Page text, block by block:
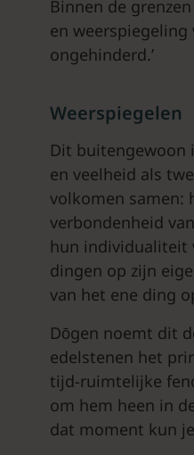
Binnen de
en
ongehinderd.’
Weerspiegelen
Dit buitengewoon
en veelheid als
volkomen samen:
verbondenheid
hun individualiteit
dingen op zijn
van het ene ding
Dōgen noemt dit
edelstenen het
tijd-ruimtelijke
om hem heen in
dat moment kun